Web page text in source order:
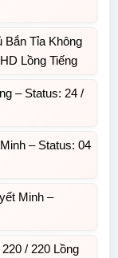
Bắn Tỉa Không
Lồng Tiếng
– Status: 24 /
– Status: 04
Minh –
/ 220 Lồng